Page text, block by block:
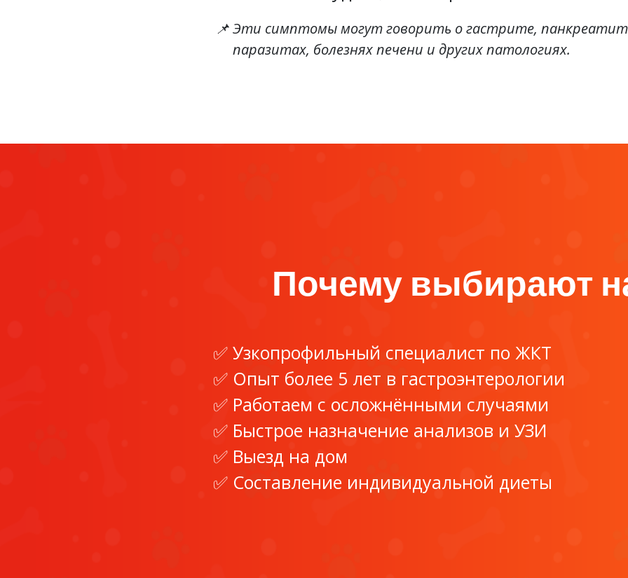
Эти симптомы могут говорить о гастрите,
паразитах, болезнях печени и других патологиях.
Почему выбирают
Узкопрофильный специалист по ЖКТ
Опыт более 5 лет в гастроэнтерологии
Работаем с осложнёнными случаями
Быстрое назначение анализов и УЗИ
Выезд на дом
Составление индивидуальной диеты